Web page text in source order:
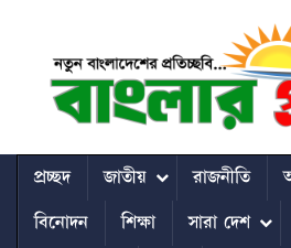
প্রচ্ছদ জাতীয় রাজনীতি
বিনোদন
শিক্ষা সারা দেশ